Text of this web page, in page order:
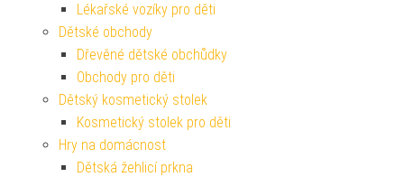
Lékařské vozíky pro děti
Dětské obchody
Dřevěné dětské obchůdky
Obchody pro děti
Dětský kosmetický stolek
Kosmetický stolek pro děti
Hry na domácnost
Dětská žehlicí prkna